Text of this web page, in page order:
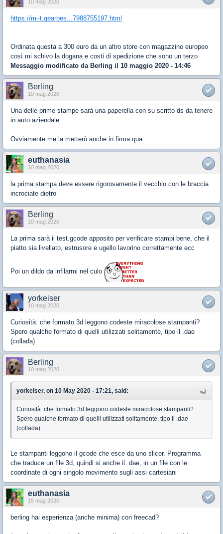
10 mag 2020
https://m-it.gearbes...7988755197.html
Ordinata questa a 300 euro da un altro store con magazzino europeo
così mi schivo la dogana e costi di spedizione che sono un terzo
Messaggio modificato da Berling il 10 maggio 2020 - 14:46
Berling
10 mag 2020
Una delle prime stampe sarà una paperella con su scritto ds da tenere
in auto aziendale
Ovviamente me la metterò anche in firma qua
euthanasia
10 mag 2020
la prima stampa deve essere rigorosamente il vecchio con le braccia
incrociate dietro
Berling
10 mag 2020
La prima sarà il test.gcode apposito per verificare stampi bene, che il
piatto sia livellato, estrusore e ugello lavorino correttamente ecc
Poi un dildo da infilarmi nel culo
yorkeiser
10 mag 2020
Curiosità: che formato 3d leggono codeste miracolose stampanti?
Spero qualche formato di quelli utilizzati solitamente, tipo il .dae
(collada)
Berling
10 mag 2020
yorkeiser, on 10 May 2020 - 17:21, said:
Curiosità: che formato 3d leggono codeste miracolose stampanti?
Spero qualche formato di quelli utilizzati solitamente, tipo il .dae
(collada)
Le stampanti leggono il gcode che esce da uno slicer. Programma
che traduce un file 3d, quindi si anche il .dae, in un file con le
coordinate di ogni singolo movimento sugli assi cartesiani
euthanasia
15 mag 2020
berling hai esperienza (anche minima) con freecad?